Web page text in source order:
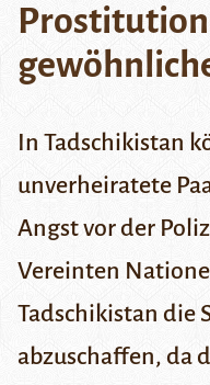
In Tadschikistan
unverheiratete
Angst vor der
Vereinten
Tadschikistan die
abzuschaffen, da